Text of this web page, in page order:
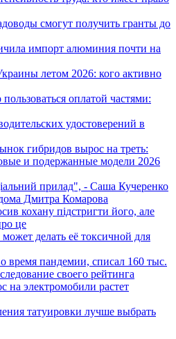
смогут получить гранты до
импорт алюминия почти на
летом 2026: кого активно
оплатой частями:
удостоверений в
гибридов вырос на треть:
и подержанные модели 2026
прилад", - Саша Кучеренко
Дмитра Комарова
кохану підстригти його, але
це
делать её токсичной для
время пандемии, списал 160 тыс.
своего рейтинга
на электромобили растет
татуировки лучше выбрать